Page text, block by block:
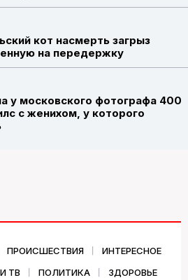
кот насмерть загрыз
на передержку
у московского фотографа 400
с женихом, у которого
ПРОИСШЕСТВИЯ
ИНТЕРЕСНОЕ
ТВ
ПОЛИТИКА ЗДОРОВЬЕ